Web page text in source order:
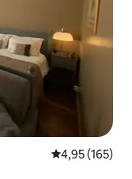
4,95 de uma
4,95 (165)